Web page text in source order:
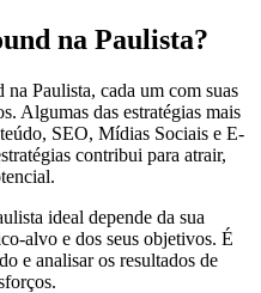
na Paulista?
Paulista, cada um com suas
Algumas das estratégias mais
SEO, Mídias Sociais e E-
contribui para atrair,
ideal depende da sua
alvo e dos seus objetivos. É
e analisar os resultados de